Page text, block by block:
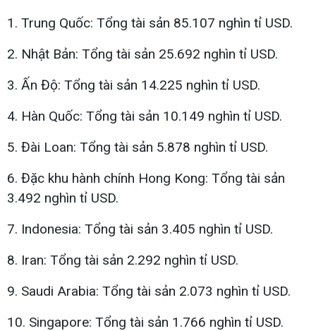
1. Trung Quốc: Tổng tài sản 85.107 nghìn tỉ USD.
2. Nhật Bản: Tổng tài sản 25.692 nghìn tỉ USD.
3. Ấn Độ: Tổng tài sản 14.225 nghìn tỉ USD.
4. Hàn Quốc: Tổng tài sản 10.149 nghìn tỉ USD.
5. Đài Loan: Tổng tài sản 5.878 nghìn tỉ USD.
6. Đặc khu hành chính Hong Kong: Tổng tài sản
3.492 nghìn tỉ USD.
7. Indonesia: Tổng tài sản 3.405 nghìn tỉ USD.
8. Iran: Tổng tài sản 2.292 nghìn tỉ USD.
9. Saudi Arabia: Tổng tài sản 2.073 nghìn tỉ USD.
10. Singapore: Tổng tài sản 1.766 nghìn tỉ USD.